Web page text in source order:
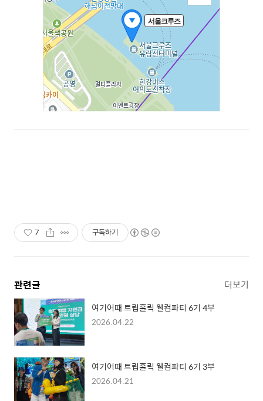
7 구독하기
관련글 더보기
여기어때 트립홀릭 웰컴파티 6기 4부
2026.04.22
여기어때 트립홀릭 웰컴파티 6기 3부
2026.04.21